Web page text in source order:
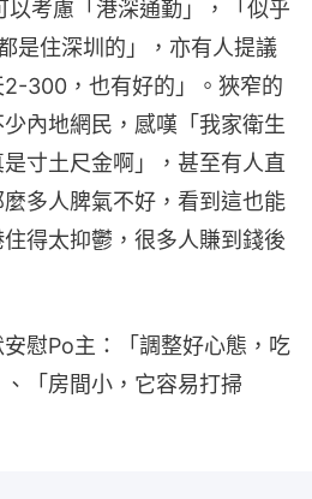
以考慮「港深通勤」，「似乎
是住深圳的」，亦有人提議
2-300，也有好的」。狹窄的
內地網民，感嘆「我家衛生
寸土尺金啊」，甚至有人直
多人脾氣不好，看到這也能
得太抑鬱，很多人賺到錢後
慰Po主：「調整好心態，吃
「房間小，它容易打掃